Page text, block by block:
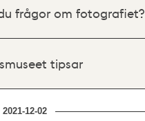
frågor om fotografiet?
tipsar
2021-12-02